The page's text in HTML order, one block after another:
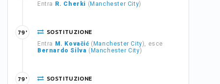
Entra R. Cherki ( Manchester City)
SOSTITUZIONE
Entra M. Kovačić ( Manchester City), esce
Bernardo Silva ( Manchester City)
79'
SOSTITUZIONE
79'